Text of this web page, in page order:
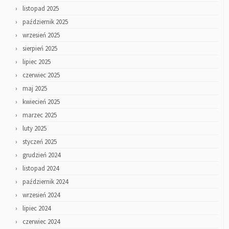
listopad 2025
październik 2025
wrzesień 2025
sierpień 2025
lipiec 2025
czerwiec 2025
maj 2025
kwiecień 2025
marzec 2025
luty 2025
styczeń 2025
grudzień 2024
listopad 2024
październik 2024
wrzesień 2024
lipiec 2024
czerwiec 2024